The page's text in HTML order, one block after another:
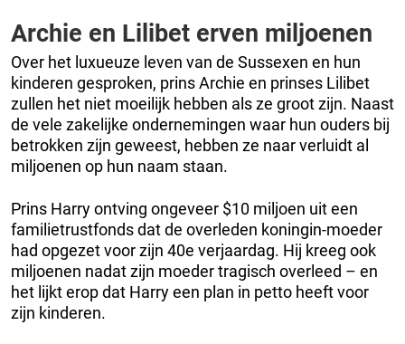
Archie en Lilibet erven miljoenen
Over het luxueuze leven van de Sussexen en hun
kinderen gesproken, prins Archie en prinses Lilibet
zullen het niet moeilijk hebben als ze groot zijn. Naast
de vele zakelijke ondernemingen waar hun ouders bij
betrokken zijn geweest, hebben ze naar verluidt al
miljoenen op hun naam staan.
Prins Harry ontving ongeveer $10 miljoen uit een
familietrustfonds dat de overleden koningin-moeder
had opgezet voor zijn 40e verjaardag. Hij kreeg ook
miljoenen nadat zijn moeder tragisch overleed – en
het lijkt erop dat Harry een plan in petto heeft voor
zijn kinderen.